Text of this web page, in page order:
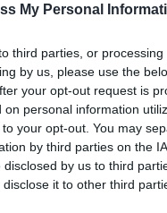
My Personal
third parties, or
by us, please use the
your opt-out request is
personal information
your opt-out. You may
by third parties on the
by us to third
it to other third